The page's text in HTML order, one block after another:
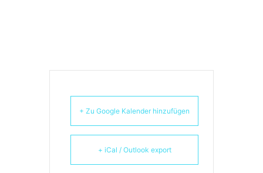
+ Zu Google Kalender hinzufügen
+ iCal / Outlook export